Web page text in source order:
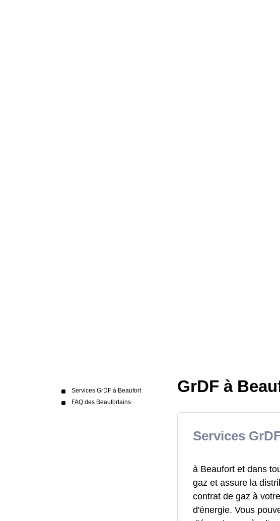
Services GrDF à Beaufort
FAQ des Beaufortains
GrDF à
Services
à Beaufort et dans
gaz et assure la
contrat de gaz à
d'énergie. Vous